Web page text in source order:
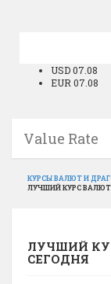
USD 07.08
EUR 07.08
Value Rate
КУРСЫ ВАЛЮТ И
ЛУЧШИЙ КУРС
ЛУЧШИЙ
СЕГОДНЯ